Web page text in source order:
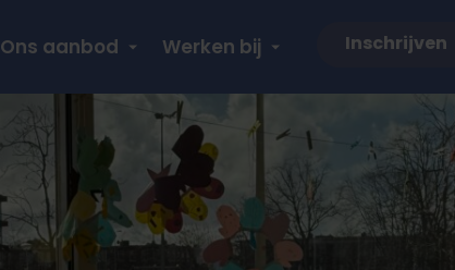
Ons aanbod Werken bij Inschrijven